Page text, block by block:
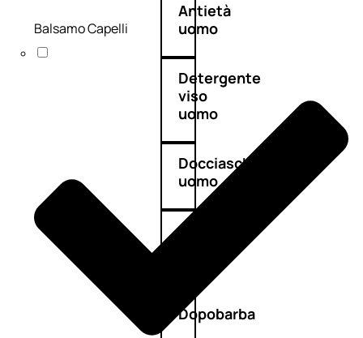
Antietà
uomo
Detergente
viso
uomo
Docciaschiuma
uomo
Shampoo
Dopobarba
Balsamo Capelli